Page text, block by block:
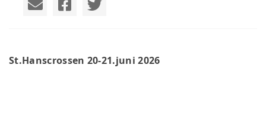
St.Hanscrossen 20-21.juni 2026